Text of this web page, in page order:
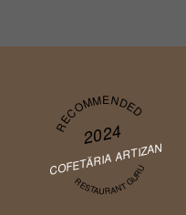
RECOMMENDED
2024
COFETĂRIA ARTIZAN
RESTAURANT GURU